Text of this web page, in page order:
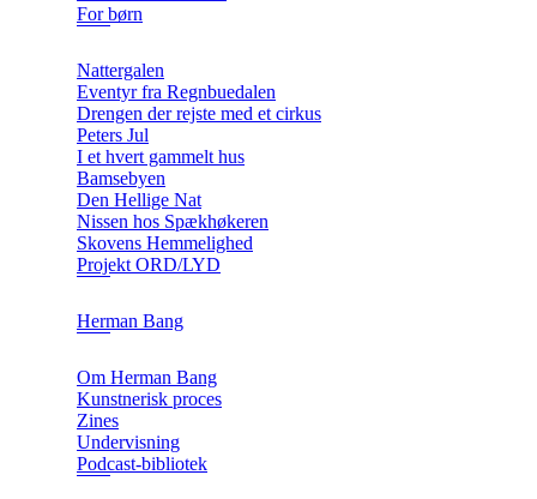
For børn
Nattergalen
Eventyr fra Regnbuedalen
Drengen der rejste med et cirkus
Peters Jul
I et hvert gammelt hus
Bamsebyen
Den Hellige Nat
Nissen hos Spækhøkeren
Skovens Hemmelighed
Projekt ORD/LYD
Herman Bang
Om Herman Bang
Kunstnerisk proces
Zines
Undervisning
Podcast-bibliotek